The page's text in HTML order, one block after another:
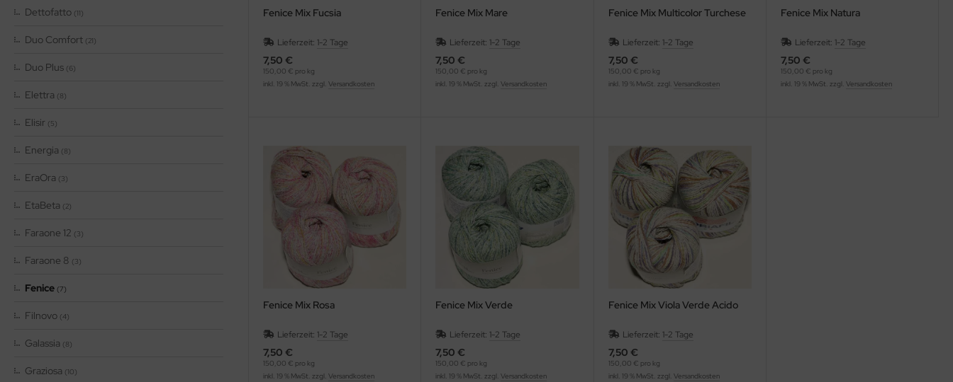
Dettofatto (11)
Duo Comfort (21)
Duo Plus (6)
Elettra (8)
Elisir (5)
Energia (8)
EraOra (3)
EtaBeta (2)
Faraone 12 (3)
Faraone 8 (3)
Fenice (7)
Filnovo (4)
Galassia (8)
Graziosa (10)
Fenice Mix Fucsia
Lieferzeit: 1-2 Tage
7,50 €
150,00 € pro kg
inkl. 19 % MwSt. zzgl. Versandkosten
Fenice Mix Mare
Lieferzeit:1-2 Tage
7,50 €
150,00 € pro kg
inkl. 19 % MwSt. zzgl.Versandkosten
Fenice Mix Multicolor Turchese
Lieferzeit: 1-2 Tage
7,50 €
150,00 € pro kg
inkl. 19 % MwSt. zzgl. Versandkosten
Fenice Mix Natura
Lieferzeit: 1-2 Tage
7,50 €
150,00 € pro kg
inkl. 19 % MwSt. zzgl. Versandkosten
Fenice Mix Rosa
Lieferzeit: 1-2 Tage
7,50 €
150,00 € pro kg
inkl. 19 % MwSt. zzgl. Versandkosten
Fenice Mix Verde
Lieferzeit:1-2 Tage
7,50 €
150,00 € pro kg
inkl. 19 % MwSt. zzgl.Versandkosten
Fenice Mix Viola Verde Acido
Lieferzeit: 1-2 Tage
7,50 €
150,00 € pro kg
inkl. 19 % MwSt. zzgl. Versandkosten